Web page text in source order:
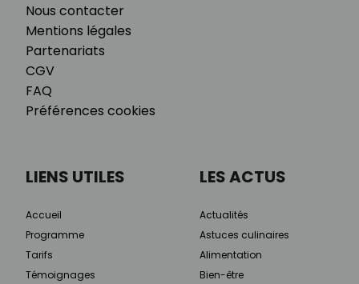
Nous contacter
Mentions légales
Partenariats
CGV
FAQ
Préférences cookies
LIENS UTILES
Accueil
Programme
Tarifs
Témoignages
LES ACTUS
Actualités
Astuces culinaires
Alimentation
Bien-être